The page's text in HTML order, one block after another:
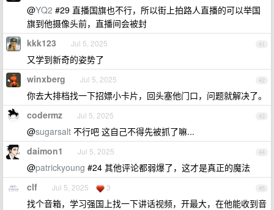
@YQ2 #29 直播国旗也不行，所以街上拍路人直播的可以举国
旗到他摄像头前，直播间会被封
41
kkk123 Jul 5, 2025
又学到新奇的姿势了
42
winxberg Jul 5, 2025
你去大排档找一下招嫖小卡片，回头塞他门口，问题就解决了。
43
codermz Jul 5, 2025
@sugarsalt 不行吧 这自己不得先被抓了嘛...
44
daimon1 Jul 5, 2025
@patrickyoung #24 其他评论都弱爆了，这才是真正的魔法
45
clf Jul 5, 2025 3
找个音箱，学习强国上找一下讲话视频，开最大，在他能收到音